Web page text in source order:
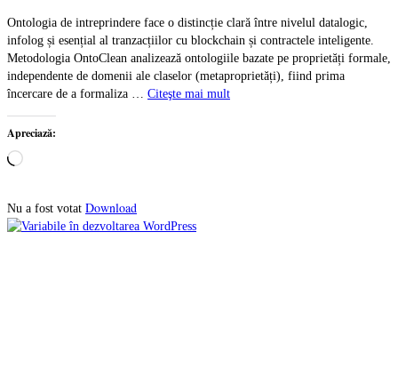
Ontologia de intreprindere face o distincție clară între nivelul datalogic,
infolog și esențial al tranzacțiilor cu blockchain și contractele inteligente.
Metodologia OntoClean analizează ontologiile bazate pe proprietăți formale,
independente de domenii ale claselor (metaproprietăți), fiind prima
încercare de a formaliza … Citeşte mai mult
Apreciază:
Încarc...
Nu a fost votat Download